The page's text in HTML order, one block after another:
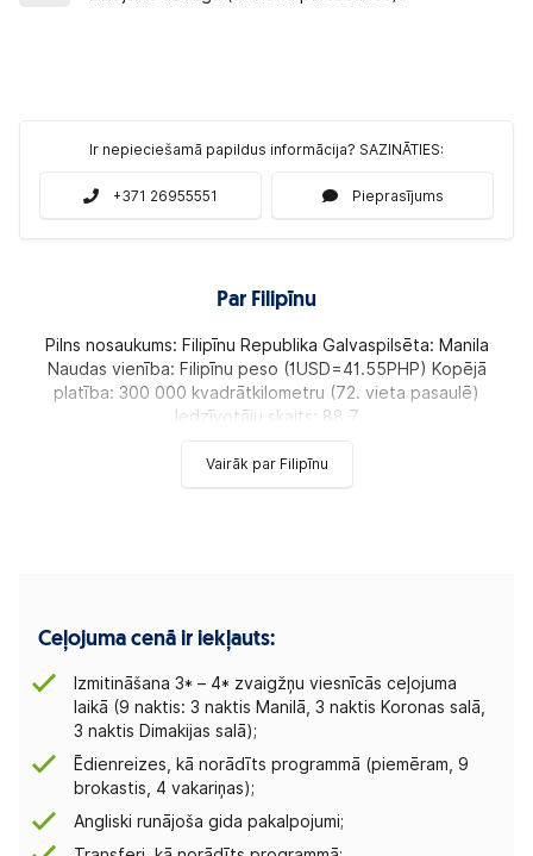
Ir nepieciešamā papildus informācija? SAZINĀTIES:
+371 26955551 Pieprasījums
Par Filipīnu
Pilns nosaukums: Filipīnu Republika Galvaspilsēta: Manila
Naudas vienība: Filipīnu peso (1USD=41.55PHP) Kopējā
platība: 300 000 kvadrātkilometru (72. vieta pasaulē)
Iedzīvotāju skaits: 88 7
Vairāk par Filipīnu
Ceļojuma cenā ir iekļauts:
Izmitināšana 3* – 4* zvaigžņu viesnīcās ceļojuma
laikā (9 naktis: 3 naktis Manilā, 3 naktis Koronas salā,
3 naktis Dimakijas salā);
Ēdienreizes, kā norādīts programmā (piemēram, 9
brokastis, 4 vakariņas);
Angliski runājoša gida pakalpojumi;